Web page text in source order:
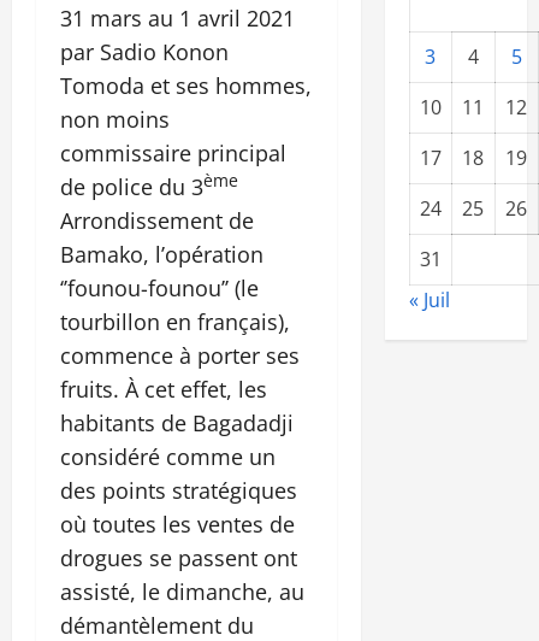
31 mars au 1 avril 2021
par Sadio Konon
Tomoda et ses hommes,
non moins
commissaire principal
de police du 3ème
Arrondissement de
Bamako, l’opération
‘’founou-founou’’ (le
tourbillon en français),
commence à porter ses
fruits. À cet effet, les
habitants de Bagadadji
considéré comme un
des points stratégiques
où toutes les ventes de
drogues se passent ont
assisté, le dimanche, au
démantèlement du
3 4
5
10
11
12
17
18
19
24
25
26
31
« Juil